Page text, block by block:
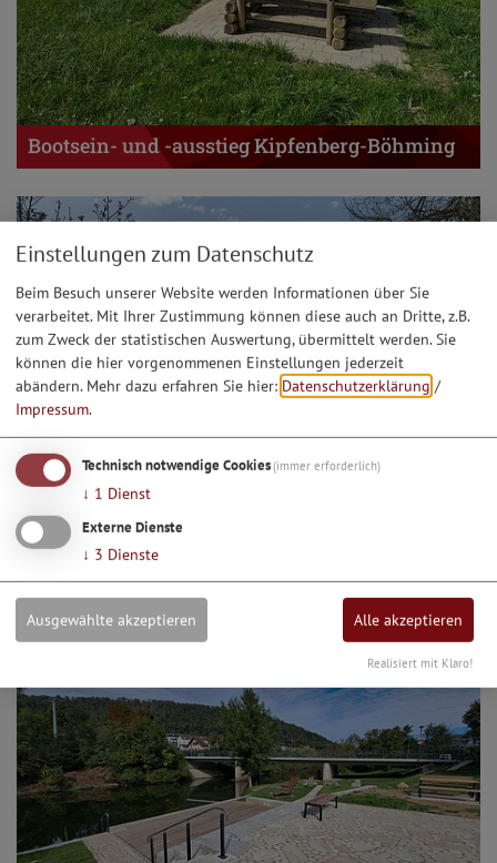
Bootsein- und -ausstieg Kipfenberg-Böhming
Bootsein- und -ausstieg Kipfenberg-Grösdorf
Einstellungen zum Datenschutz
Beim Besuch unserer Website werden Informationen über Sie
verarbeitet. Mit Ihrer Zustimmung können diese auch an Dritte, z.B.
zum Zweck der statistischen Auswertung, übermittelt werden. Sie
können die hier vorgenommenen Einstellungen jederzeit
abändern. Mehr dazu erfahren Sie hier: Datenschutzerklärung /
Impressum.
Technisch notwendige Cookies(immer erforderlich)
↓ 1 Dienst
Externe Dienste
↓ 3 Dienste
Ausgewählte akzeptieren Alle akzeptieren
Realisiert mit Klaro!